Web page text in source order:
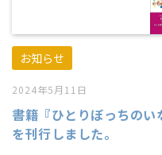
お知らせ
2024年5月11日
書籍『ひとりぼっちのい
を刊行しました。